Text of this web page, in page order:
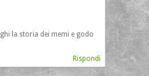
la storia dei memi e godo
Rispondi